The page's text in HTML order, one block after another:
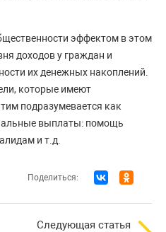
эффектом в этом
доходов у граждан и
их денежных накоплений.
которые имеют
подразумевается как
выплаты: помощь
и т.д.
Поделиться:
Следующая статья